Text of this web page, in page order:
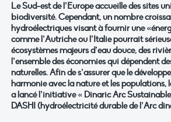
Le Sud-est de l’Europe accueille des sites
biodiversité. Cependant, un nombre
hydroélectriques visant à fournir une
comme l’Autriche ou l’Italie pourrait
écosystèmes majeurs d’eau douce, des
l’ensemble des économies qui dépendent
naturelles. Afin de s’assurer que le
harmonie avec la nature et les populations,
a lancé l’initiative « Dinaric Arc
DASHI (hydroélectricité durable de l’Arc